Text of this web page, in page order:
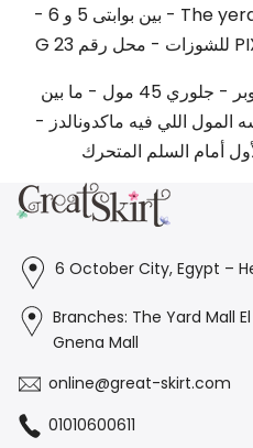
لرحاب - The yerd mall - بين بوابتى 5 و 6 -
مدينة 6 أكتوبر - جلوري 45 مول - ما بين
المول اللي فيه ماكدونالدز -
أمام السلم المتحرك
6 October City, Egypt –
Branches: The Yard Mall
Gnena Mall
online@great-skirt.com
01010600611